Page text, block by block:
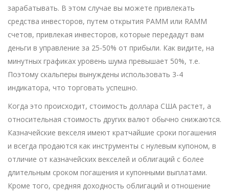
зарабатывать. В этом случае вы можете привлекать
средства инвесторов, путем открытия PAMM или RAMM
счетов, привлекая инвесторов, которые передадут вам
деньги в управление за 25-50% от прибыли. Как видите, на
минутных графиках уровень шума превышает 50%, т.е.
Поэтому скальперы вынуждены использовать 3-4
индикатора, что торговать успешно.
Когда это происходит, стоимость доллара США растет, а
относительная стоимость других валют обычно снижаются.
Казначейские векселя имеют кратчайшие сроки погашения
и всегда продаются как инструменты с нулевым купоном, в
отличие от казначейских векселей и облигаций с более
длительным сроком погашения и купонными выплатами.
Кроме того, средняя доходность облигаций и отношение